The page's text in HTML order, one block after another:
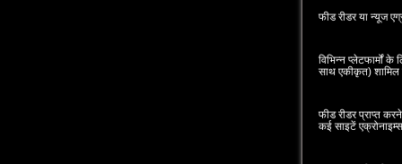
फीड रीडर या न्‍यूज
विभिन्‍न प्‍लेटफार्मों
साथ एकीकृत) शामिल
फीड रीडर प्राप्‍त
कई साइटें